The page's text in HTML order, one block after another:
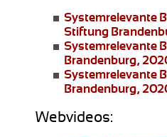
Systemrelevante
Stiftung
Systemrelevante
Brandenburg,
Systemrelevante
Brandenburg,
Webvideos: